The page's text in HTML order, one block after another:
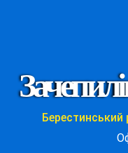
Берестинський